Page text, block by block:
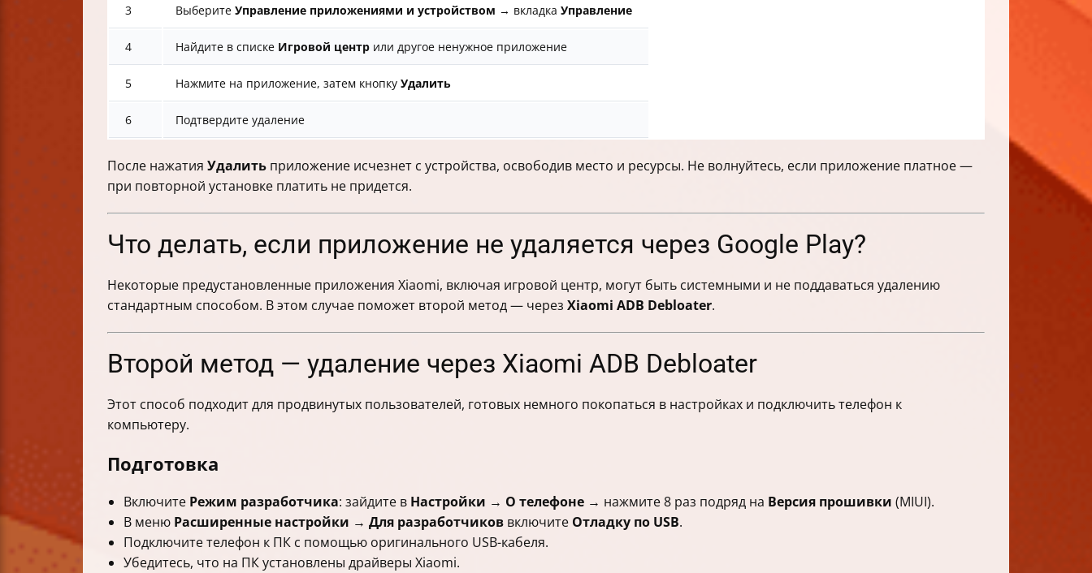
3 Выберите Управление приложениями и устройством → вкладка Управление
4 Найдите в списке Игровой центр или другое ненужное приложение
5 Нажмите на приложение, затем кнопку Удалить
6 Подтвердите удаление
После нажатия Удалить приложение исчезнет с устройства, освободив место и ресурсы. Не волнуйтесь, если приложение платное —
при повторной установке платить не придется.
Что делать, если приложение не удаляется через Google Play?
Некоторые предустановленные приложения Xiaomi, включая игровой центр, могут быть системными и не поддаваться удалению
стандартным способом. В этом случае поможет второй метод — через Xiaomi ADB Debloater.
Второй метод — удаление через Xiaomi ADB Debloater
Этот способ подходит для продвинутых пользователей, готовых немного покопаться в настройках и подключить телефон к
компьютеру.
Подготовка
Включите Режим разработчика: зайдите в Настройки → О телефоне → нажмите 8 раз подряд на Версия прошивки (MIUI).
В меню Расширенные настройки → Для разработчиков включите Отладку по USB.
Подключите телефон к ПК с помощью оригинального USB-кабеля.
Убедитесь, что на ПК установлены драйверы Xiaomi.